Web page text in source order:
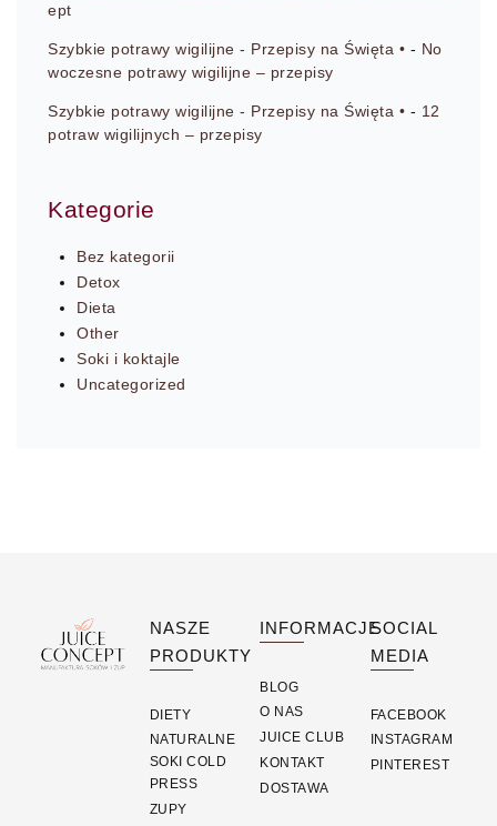
ept
Szybkie potrawy wigilijne - Przepisy na Święta • - No
woczesne potrawy wigilijne – przepisy
Szybkie potrawy wigilijne - Przepisy na Święta • - 12
potraw wigilijnych – przepisy
Kategorie
Bez kategorii
Detox
Dieta
Other
Soki i koktajle
Uncategorized
NASZE
PRODUKTY
DIETY
NATURALNE
SOKI COLD
PRESS
ZUPY
INFORMACJE
BLOG
O NAS
JUICE CLUB
KONTAKT
DOSTAWA
SOCIAL
MEDIA
FACEBOOK
INSTAGRAM
PINTEREST